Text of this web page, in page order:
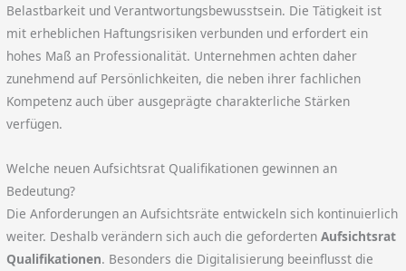
Belastbarkeit und Verantwortungsbewusstsein. Die Tätigkeit ist
mit erheblichen Haftungsrisiken verbunden und erfordert ein
hohes Maß an Professionalität. Unternehmen achten daher
zunehmend auf Persönlichkeiten, die neben ihrer fachlichen
Kompetenz auch über ausgeprägte charakterliche Stärken
verfügen.
Welche neuen Aufsichtsrat Qualifikationen gewinnen an
Bedeutung?
Die Anforderungen an Aufsichtsräte entwickeln sich kontinuierlich
weiter. Deshalb verändern sich auch die gefordertenAufsichtsrat
Qualifikationen. Besonders die Digitalisierung beeinflusst die